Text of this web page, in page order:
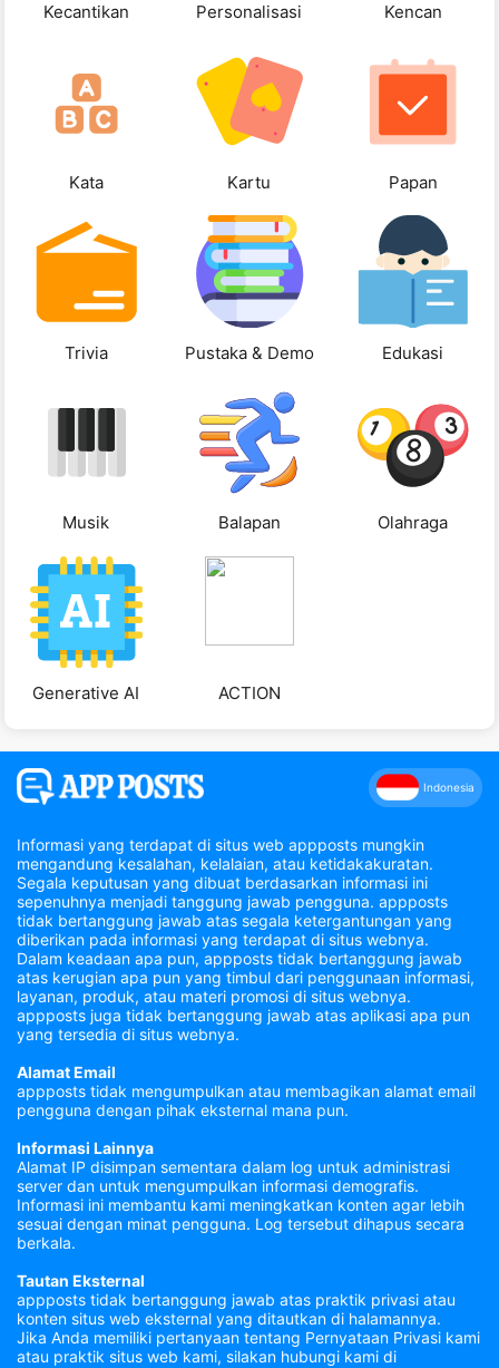
Kecantikan Personalisasi Kencan
Kata Kartu Papan
Trivia Pustaka & Demo Edukasi
Musik Balapan Olahraga
Generative AI ACTION
Indonesia
Informasi yang terdapat di situs web appposts mungkin
mengandung kesalahan, kelalaian, atau ketidakakuratan.
Segala keputusan yang dibuat berdasarkan informasi ini
sepenuhnya menjadi tanggung jawab pengguna. appposts
tidak bertanggung jawab atas segala ketergantungan yang
diberikan pada informasi yang terdapat di situs webnya.
Dalam keadaan apa pun, appposts tidak bertanggung jawab
atas kerugian apa pun yang timbul dari penggunaan informasi,
layanan, produk, atau materi promosi di situs webnya.
appposts juga tidak bertanggung jawab atas aplikasi apa pun
yang tersedia di situs webnya.
Alamat Email
appposts tidak mengumpulkan atau membagikan alamat email
pengguna dengan pihak eksternal mana pun.
Informasi Lainnya
Alamat IP disimpan sementara dalam log untuk administrasi
server dan untuk mengumpulkan informasi demografis.
Informasi ini membantu kami meningkatkan konten agar lebih
sesuai dengan minat pengguna. Log tersebut dihapus secara
berkala.
Tautan Eksternal
appposts tidak bertanggung jawab atas praktik privasi atau
konten situs web eksternal yang ditautkan di halamannya.
Jika Anda memiliki pertanyaan tentang Pernyataan Privasi kami
atau praktik situs web kami, silakan hubungi kami di